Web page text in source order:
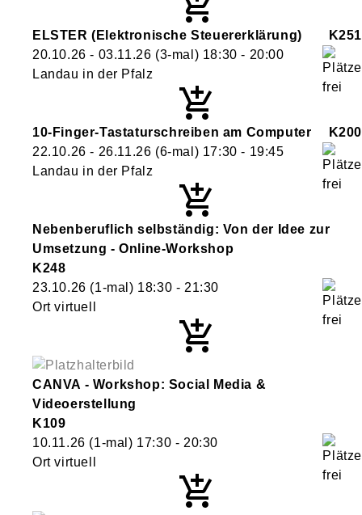
ELSTER (Elektronische Steuererklärung)
K251
20.10.26 - 03.11.26 (3-mal) 18:30 - 20:00
Landau in der Pfalz
10-Finger-Tastaturschreiben am Computer
K200
22.10.26 - 26.11.26 (6-mal) 17:30 - 19:45
Landau in der Pfalz
Nebenberuflich selbständig: Von der Idee zur
Umsetzung - Online-Workshop
K248
23.10.26 (1-mal) 18:30 - 21:30
Ort virtuell
CANVA - Workshop: Social Media &
Videoerstellung
K109
10.11.26 (1-mal) 17:30 - 20:30
Ort virtuell